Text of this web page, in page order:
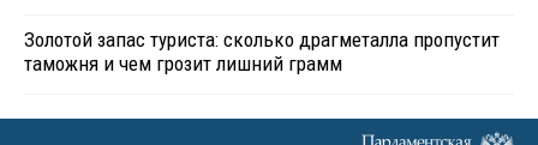
Золотой запас туриста: сколько драгметалла пропустит
таможня и чем грозит лишний грамм